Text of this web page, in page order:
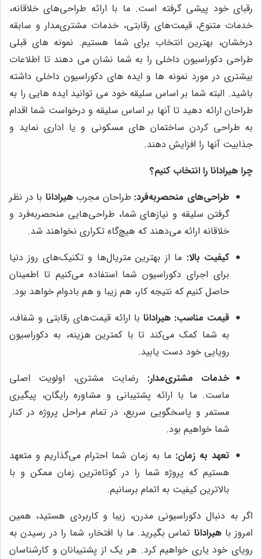
رقبای خود پیشی گرفته است. ما با ارائه طراحی‌های خلاقانه،
خدمات متنوع، قیمت‌های رقابتی، خدمات مشتری‌مدار و سابقه
درخشان، بهترین انتخاب برای شما هستیم. نمونه‌ های قبلی
طراحی دکوراسیون داخلی را به شما نشان می دهند تا اطلاعات
بیشتری در مورد نمونه ها و ایده های دکوراسیون داخلی داشته
باشید. البته شما بر اساس سلیقه خود می توانید ایده هایی را به
طراحان ارائه دهید تا آنها بر اساس سلیقه و درخواست شما اقدام
به طراحی کردن ساختمان های مسکونی و یا اداری نماید و
جذابیت آنها را افزایش دهند.
چرا هیرادانا را انتخاب کنیم؟
طراحی‌های منحصربه‌فرد: طراحان مجربهیرادانا با در نظر
گرفتن سلیقه و نیازهای شما، طراحی‌هایی منحصربه‌فرد و
خلاقانه ارائه می‌دهند که هیچ‌گاه تکراری نخواهند شد.
کیفیت بالا: ما از بهترین متریال‌ها و تکنیک‌های روز دنیا
برای اجرای دکوراسیون شما استفاده می‌کنیم تا اطمینان
حاصل کنیم که نتیجه کار، هم زیبا و هم بادوام خواهد بود.
قیمت مناسب: هیرادانا با ارائه قیمت‌های رقابتی و شفاف،
به شما کمک می‌کند تا با کمترین هزینه، به دکوراسیون
رویایی خود دست یابید.
خدمات مشتری‌مدار: رضایت مشتری، اولویت اصلی
ماست. ما با ارائه پشتیبانی و مشاوره رایگان، پیگیری
مستمر و پاسخگویی سریع، در تمام مراحل پروژه در کنار
شما خواهیم بود.
تعهد به زمان: ما به زمان شما احترام می‌گذاریم و متعهد
هستیم که پروژه شما را در کوتاه‌ترین زمان ممکن و با
بالاترین کیفیت به اتمام برسانیم.
اگر به دنبال دکوراسیونی مدرن، زیبا و کاربردی هستید، همین
امروز باهیرادانا تماس بگیرید. ما با افتخار، شما را در رسیدن به
رویای خود یاری خواهیم کرد. هر یک از پشتیبانان و کارشناسان